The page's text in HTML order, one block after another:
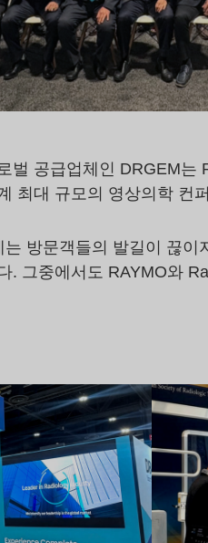
벌 공급업체인 DRGEM
최대 규모의 영상의학 컨
방문객들의 발길이 끊
. 그중에서도 RAYMO와